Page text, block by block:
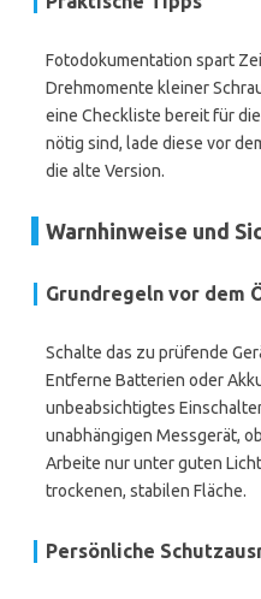
Fotodokumentation spart
Drehmomente kleiner
eine Checkliste bereit für
nötig sind, lade diese vor
die alte Version.
Warnhinweise und
Grundregeln vor dem
Schalte das zu prüfende
Entferne Batterien oder
unbeabsichtigtes
unabhängigen Messgerät,
Arbeite nur unter guten
trockenen, stabilen Fläche.
Persönliche